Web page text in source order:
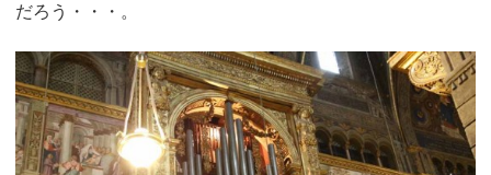
だろう・・・。